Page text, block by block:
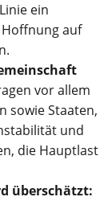
ein
auf
vor allem
sowie Staaten,
und
die Hauptlast
überschätzt: